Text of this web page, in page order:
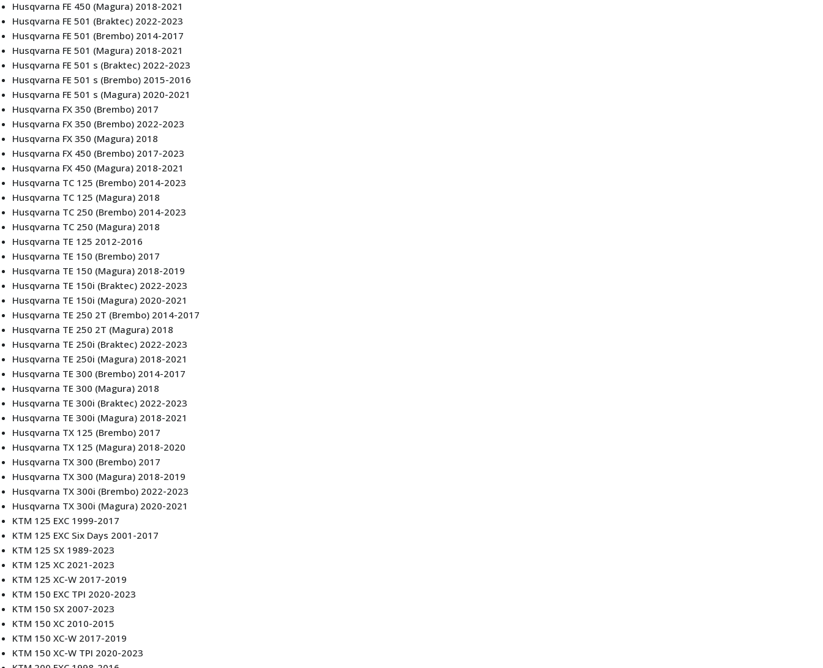
Husqvarna FE 450 (Magura) 2018-2021
Husqvarna FE 501 (Braktec) 2022-2023
Husqvarna FE 501 (Brembo) 2014-2017
Husqvarna FE 501 (Magura) 2018-2021
Husqvarna FE 501 s (Braktec) 2022-2023
Husqvarna FE 501 s (Brembo) 2015-2016
Husqvarna FE 501 s (Magura) 2020-2021
Husqvarna FX 350 (Brembo) 2017
Husqvarna FX 350 (Brembo) 2022-2023
Husqvarna FX 350 (Magura) 2018
Husqvarna FX 450 (Brembo) 2017-2023
Husqvarna FX 450 (Magura) 2018-2021
Husqvarna TC 125 (Brembo) 2014-2023
Husqvarna TC 125 (Magura) 2018
Husqvarna TC 250 (Brembo) 2014-2023
Husqvarna TC 250 (Magura) 2018
Husqvarna TE 125 2012-2016
Husqvarna TE 150 (Brembo) 2017
Husqvarna TE 150 (Magura) 2018-2019
Husqvarna TE 150i (Braktec) 2022-2023
Husqvarna TE 150i (Magura) 2020-2021
Husqvarna TE 250 2T (Brembo) 2014-2017
Husqvarna TE 250 2T (Magura) 2018
Husqvarna TE 250i (Braktec) 2022-2023
Husqvarna TE 250i (Magura) 2018-2021
Husqvarna TE 300 (Brembo) 2014-2017
Husqvarna TE 300 (Magura) 2018
Husqvarna TE 300i (Braktec) 2022-2023
Husqvarna TE 300i (Magura) 2018-2021
Husqvarna TX 125 (Brembo) 2017
Husqvarna TX 125 (Magura) 2018-2020
Husqvarna TX 300 (Brembo) 2017
Husqvarna TX 300 (Magura) 2018-2019
Husqvarna TX 300i (Brembo) 2022-2023
Husqvarna TX 300i (Magura) 2020-2021
KTM 125 EXC 1999-2017
KTM 125 EXC Six Days 2001-2017
KTM 125 SX 1989-2023
KTM 125 XC 2021-2023
KTM 125 XC-W 2017-2019
KTM 150 EXC TPI 2020-2023
KTM 150 SX 2007-2023
KTM 150 XC 2010-2015
KTM 150 XC-W 2017-2019
KTM 150 XC-W TPI 2020-2023